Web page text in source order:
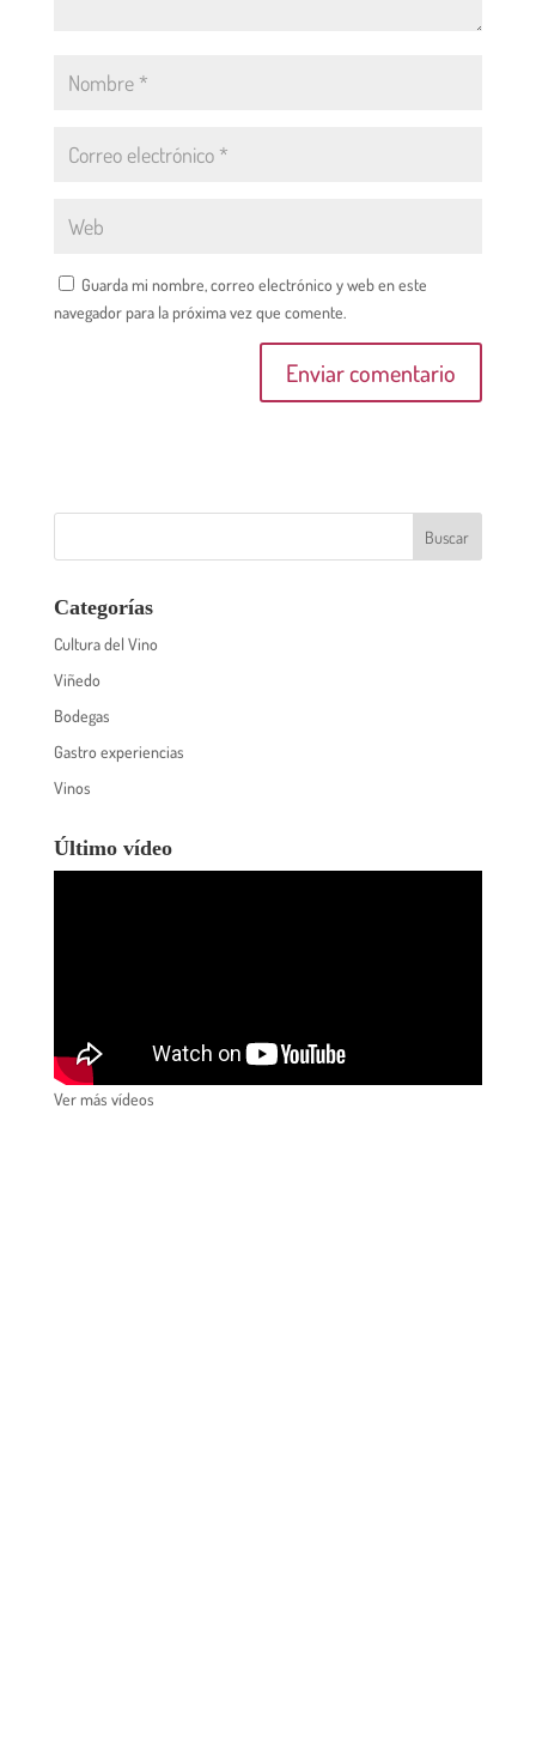
Guarda mi nombre, correo electrónico y web en este
navegador para la próxima vez que comente.
Categorías
Cultura del Vino
Viñedo
Bodegas
Gastro experiencias
Vinos
Último vídeo
Ver más vídeos